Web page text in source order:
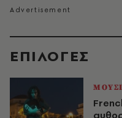
EΠΙΛΟΓΈΣ